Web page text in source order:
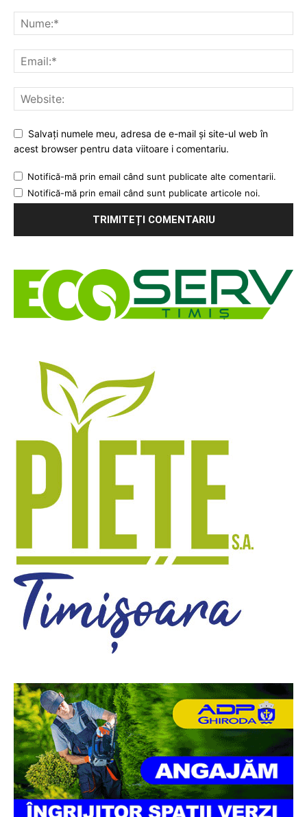
Salvați numele meu, adresa de e-mail și site-ul web în
acest browser pentru data viitoare i comentariu.
Notifică-mă prin email când sunt publicate alte comentarii.
Notifică-mă prin email când sunt publicate articole noi.